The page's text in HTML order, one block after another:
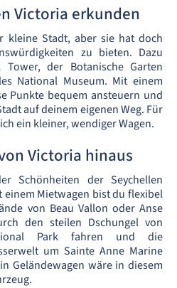
Victoria erkunden
kleine Stadt, aber sie hat doch
zu bieten. Dazu
der Botanische Garten
National Museum. Mit einem
Punkte bequem ansteuern und
auf deinem eigenen Weg. Für
ein kleiner, wendiger Wagen.
Victoria hinaus
Schönheiten der Seychellen
Mietwagen bist du flexibel
von Beau Vallon oder Anse
den steilen Dschungel von
Park fahren und die
um Sainte Anne Marine
Geländewagen wäre in diesem